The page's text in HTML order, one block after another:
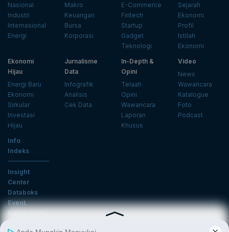
Nasional
Industri
Internasional
Energi
Makro
Keuangan
Bursa
Korporasi
E-Commerce
Fintech
Startup
Gadget
Teknologi
Sejarah
Ekonomi
Profil
Istilah
Ekonomi
Ekonomi
Hijau
Energi Baru
Ekonomi
Sirkular
Investasi
Hijau
Jurnalisme
Data
Infografik
Analisis
Cek Data
In-Depth &
Opini
Telaah
Opini
Wawancara
Laporan
Khusus
Video
News
Wawancara
Katalogue
Foto
Podcast
Info
Indeks
Insight
Center
Databoks
Event
KatadataOto